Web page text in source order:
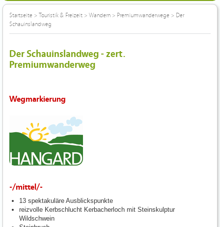
Startseite > Touristik & Freizeit > Wandern > Premiumwanderwege > Der
Schauinslandweg
Der Schauinslandweg - zert.
Premiumwanderweg
Wegmarkierung
-/mittel/-
13 spektakuläre Ausblickspunkte
reizvolle Kerbschlucht Kerbacherloch mit Steinskulptur
Wildschwein